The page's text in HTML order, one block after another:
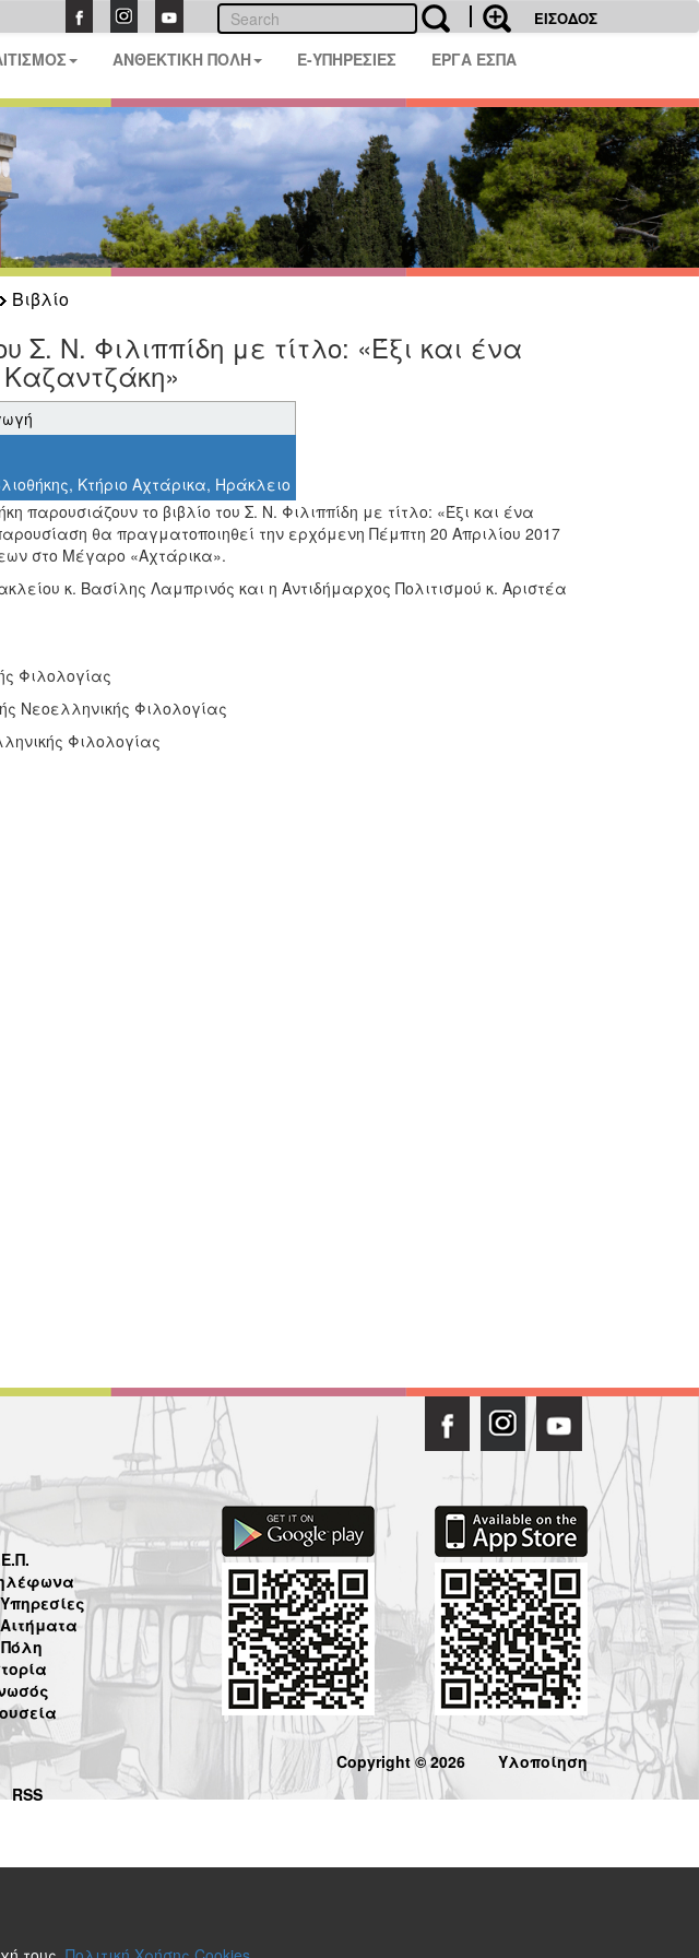
ΕΙΣΟΔΟΣ
ΑΝΘΕΚΤΙΚΗ ΠΟΛΗ E-ΥΠΗΡΕΣΙΕΣ ΕΡΓΑ ΕΣΠΑ
Βιβλίο
Σ. Ν. Φιλιππίδη με τίτλο: «Έξι και ένα
Κτήριο Αχτάρικα, Ηράκλειο
παρουσιάζουν το βιβλίο του Σ. Ν. Φιλιππίδη με τίτλο: «Έξι και ένα
θα πραγματοποιηθεί την ερχόμενη Πέμπτη 20 Απριλίου 2017
στο Μέγαρο «Αχτάρικα».
κ. Βασίλης Λαμπρινός και η Αντιδήμαρχος Πολιτισμού κ. Αριστέα
Φιλολογίας
Νεοελληνικής Φιλολογίας
Φιλολογίας
RSS
Copyright © 2026 Υλοποίηση